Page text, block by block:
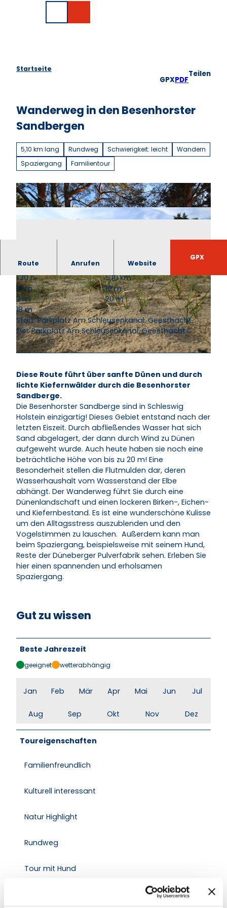
Startseite
GPXPDF
Teilen
Wanderweg in den Besenhorster
Sandbergen
5,10 km lang Rundweg Schwierigkeit: leicht
Wandern
Spaziergang
Familientour
© Touristinformation Geesthacht |CC-BY-NC-ND
Route Anrufen Website
GPX
1:30 h
5,10 km
10 m
10 m
2 m
20 m
18 m
Start: Parkplatz Am Schleusenkanal, Geesthacht
Ziel: Parkplatz Am Schleusenkanal, Geesthacht
Diese Route führt über sanfte Dünen und durch
lichte Kiefernwälder durch die Besenhorster
Sandberge.
Die Besenhorster Sandberge sind in Schleswig
Holstein einzigartig! Dieses Gebiet entstand nach der
letzten Eiszeit. Durch abfließendes Wasser hat sich
Sand abgelagert, der dann durch Wind zu Dünen
aufgeweht wurde. Auch heute haben sie noch eine
beträchtliche Höhe von bis zu 20 m! Eine
Besonderheit stellen die Flutmulden dar, deren
Wasserhaushalt vom Wasserstand der Elbe
abhängt. Der Wanderweg führt Sie durch eine
Dünenlandschaft und einen lockeren Birken-, Eichen-
und Kiefernbestand. Es ist eine wunderschöne Kulisse
um den Alltagsstress auszublenden und den
Vogelstimmen zu lauschen. Außerdem kann man
beim Spaziergang, beispielsweise mit seinem Hund,
Reste der Düneberger Pulverfabrik sehen. Erleben Sie
hier einen spannenden und erholsamen
Spaziergang.
Gut zu wissen
Beste Jahreszeit
geeignet wetterabhängig
Jan Feb Mär Apr Mai Jun Jul
Aug Sep Okt Nov Dez
Toureigenschaften
Familienfreundlich
Kulturell interessant
Natur Highlight
Rundweg
Tour mit Hund